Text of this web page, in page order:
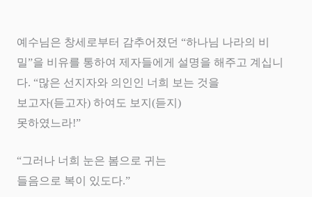
예수님은 창세로부터 감추어졌던 “하나님 나라의 비
밀”을 비유를 통하여 제자들에게 설명을 해주고 계십니
다. “많은 선지자와 의인인 너희 보는 것을
보고자(듣고자) 하여도 보지 (듣지 )
못하였느라!”
“그러나 너희 눈은 봄으로 귀는
들음으로 복이 있도다.”